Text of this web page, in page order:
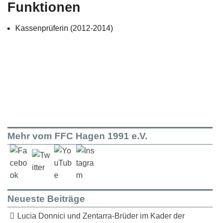
Funktionen
Kassenprüferin (2012-2014)
Mehr vom FFC Hagen 1991 e.V.
Neueste Beiträge
Lucia Donnici und Zentarra-Brüder im Kader der